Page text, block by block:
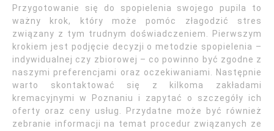
Przygotowanie się do spopielenia swojego pupila to
ważny krok, który może pomóc złagodzić stres
związany z tym trudnym doświadczeniem. Pierwszym
krokiem jest podjęcie decyzji o metodzie spopielenia –
indywidualnej czy zbiorowej – co powinno być zgodne z
naszymi preferencjami oraz oczekiwaniami. Następnie
warto skontaktować się z kilkoma zakładami
kremacyjnymi w Poznaniu i zapytać o szczegóły ich
oferty oraz ceny usług. Przydatne może być również
zebranie informacji na temat procedur związanych ze